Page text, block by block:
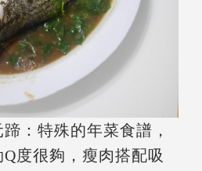
：特殊的年菜食譜，
度很夠，瘦肉搭配吸